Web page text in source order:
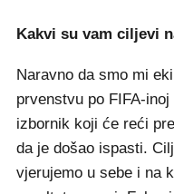
Kakvi su vam ciljevi
Naravno da smo mi
prvenstvu po FIFA-
izbornik koji će reći
da je došao ispasti.
vjerujemo u sebe i na